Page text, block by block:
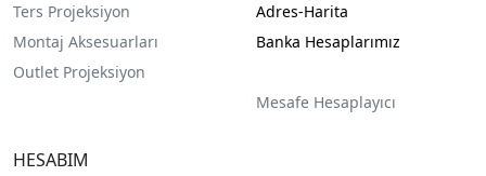
Ters Projeksiyon
Montaj Aksesuarları
Outlet Projeksiyon
Adres-Harita
Banka Hesaplarımız
Mesafe Hesaplayıcı
HESABIM